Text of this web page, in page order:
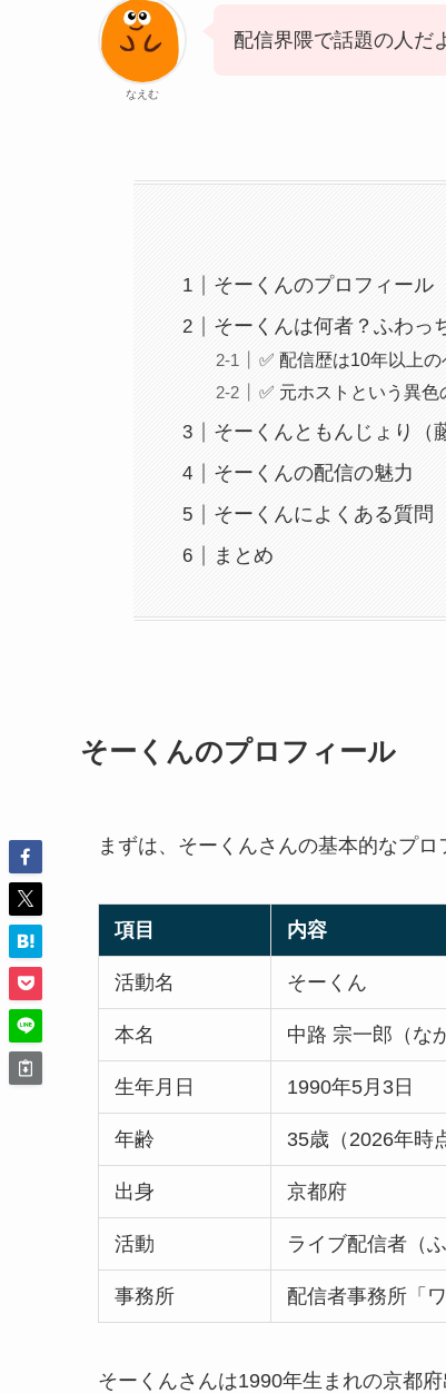
なえむ
配信界隈で話題の人だ
そーくんのプロフィール
そーくんは何者？ふわっ
✅ 配信歴は10年以上
✅ 元ホストという異色
そーくんともんじょり（
そーくんの配信の魅力
そーくんによくある質問
まとめ
そーくんのプロフィール
まずは、そーくんさんの基本的なプロ
項目 内容
活動名 そーくん
本名 中路 宗一郎（な
生年月日 1990年5月3日
年齢 35歳（2026年時
出身 京都府
活動 ライブ配信者（
事務所 配信者事務所「ワ
そーくんさんは1990年生まれの京都府